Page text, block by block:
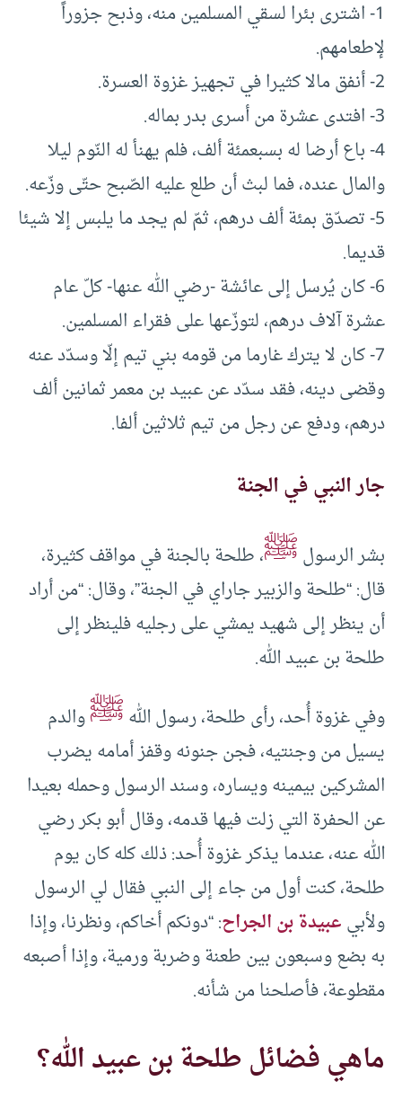
1- اشترى بئرا لسقي المسلمين منه، وذبح جزوراً
لإطعامهم.
2- أنفق مالا كثيرا في تجهيز غزوة العسرة.
3- افتدى عشرة من أسرى بدر بماله.
4- باع أرضا له بسبعمئة ألف، فلم يهنأ له النّوم ليلا
والمال عنده، فما لبث أن طلع عليه الصّبح حتّى وزّعه.
5- تصدّق بمئة ألف درهم، ثمّ لم يجد ما يلبس إلا شيئا
قديما.
6- كان يُرسل إلى عائشة -رضي الله عنها- كلّ عام
عشرة آلاف درهم، لتوزّعها على فقراء المسلمين.
7- كان لا يترك غارما من قومه بني تيم إلّا وسدّد عنه
وقضى دينه، فقد سدّد عن عبيد بن معمر ثمانين ألف
درهم، ودفع عن رجل من تيم ثلاثين ألفا.
جار النبي في الجنة
بشر الرسولﷺ، طلحة بالجنة في مواقف كثيرة،
قال: “طلحة والزبير جاراي في الجنة”، وقال: “من أراد
أن ينظر إلى شهيد يمشي على رجليه فلينظر إلى
طلحة بن عبيد الله.
وفي غزوة أُحد، رأى طلحة، رسول اللهﷺوالدم
يسيل من وجنتيه، فجن جنونه وقفز أمامه يضرب
المشركين بيمينه ويساره، وسند الرسول وحمله بعيدا
عن الحفرة التي زلت فيها قدمه، وقال أبو بكر رضي
الله عنه، عندما يذكر غزوة أُحد: ذلك كله كان يوم
طلحة، كنت أول من جاء إلى النبي فقال لي الرسول
ولأبيعبيدة بن الجراح: “دونكم أخاكم، ونظرنا، وإذا
به بضع وسبعون بين طعنة وضربة ورمية، وإذا أصبعه
مقطوعة، فأصلحنا من شأنه.
ماهي فضائل طلحة بن عبيد الله؟